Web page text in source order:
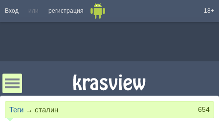
Вход или регистрация 18+
Теги → сталин 654